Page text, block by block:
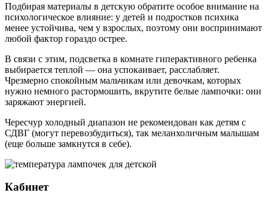
Подбирая материалы в детскую обратите особое внимание на
психологическое влияние: у детей и подростков психика
менее устойчива, чем у взрослых, поэтому они воспринимают
любой фактор гораздо острее.
В связи с этим, подсветка в комнате гиперактивного ребенка
выбирается теплой — она успокаивает, расслабляет.
Чрезмерно спокойным мальчикам или девочкам, которых
нужно немного растормошить, вкрутите белые лампочки: они
заряжают энергией.
Чересчур холодный диапазон не рекомендован как детям с
СДВГ (могут перевозбудиться), так меланхоличным малышам
(еще больше замкнутся в себе).
Кабинет